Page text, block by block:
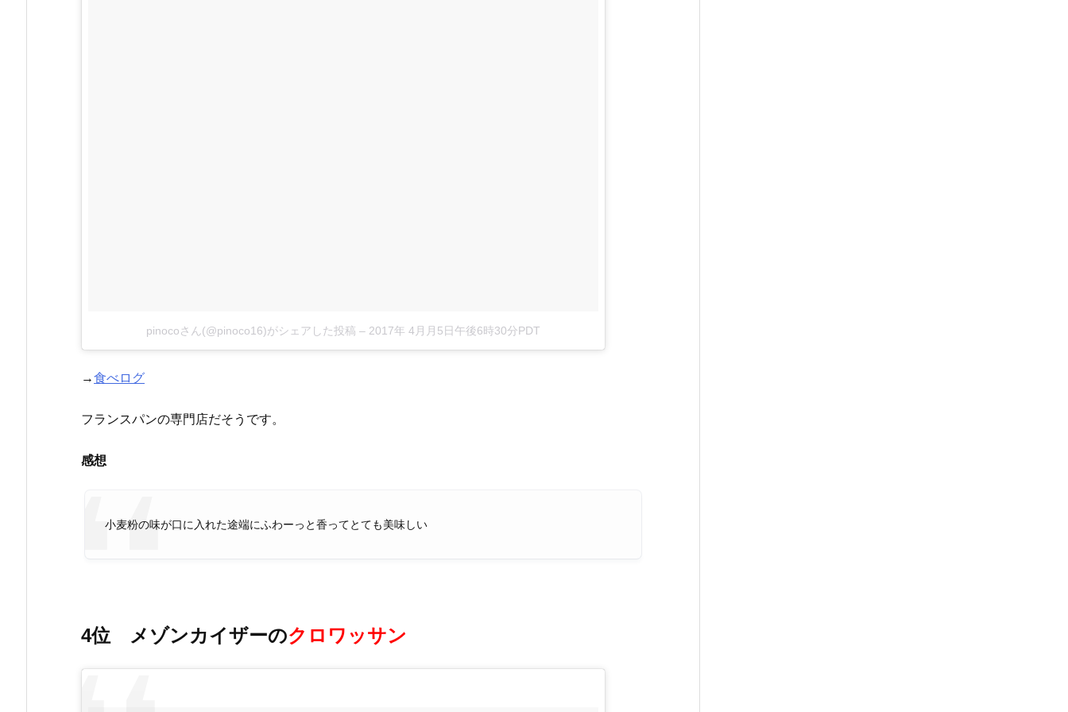
pinocoさん(@pinoco16)がシェアした投稿 – 2017年 4月月5日午後6時30分PDT
→食べログ
フランスパンの専門店だそうです。
感想
小麦粉の味が口に入れた途端にふわーっと香ってとても美味しい
4位 メゾンカイザーのクロワッサン